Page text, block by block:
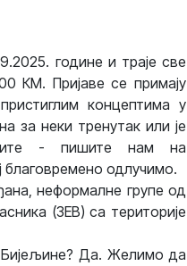
године и траје све
КМ. Пријаве се примају
концептима у
за неки тренутак или је
- пишите нам на
одлучимо.
неформалне групе од
(ЗЕВ) са територије
Бијељине? Да. Желимо да